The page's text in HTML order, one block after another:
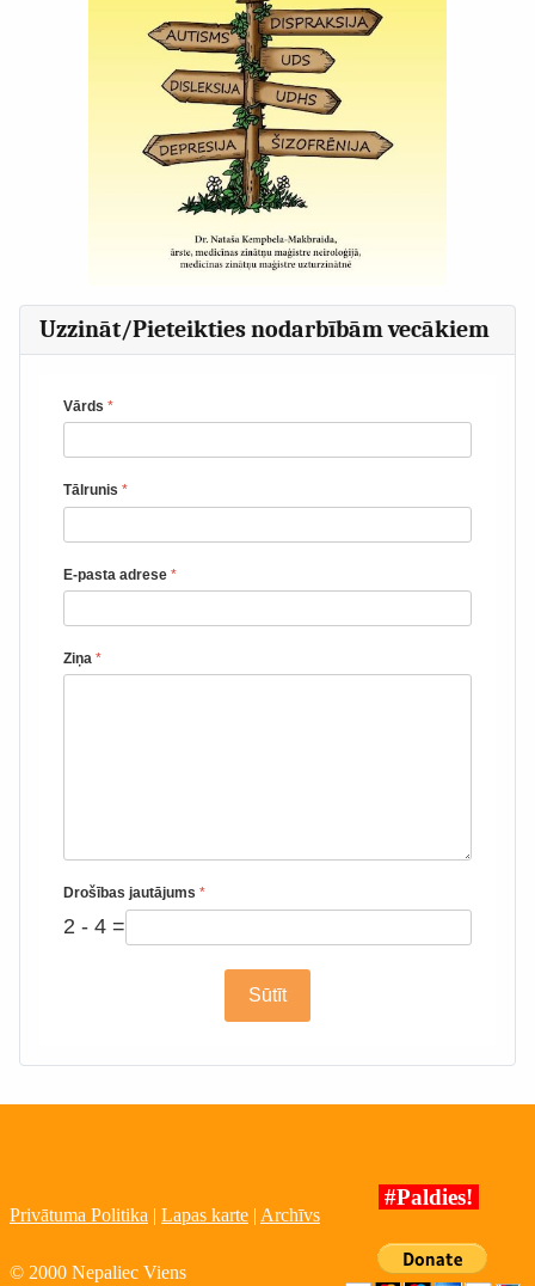
Uzzināt/Pieteikties nodarbībām vecākiem
Vārds *
Tālrunis *
E-pasta adrese *
Ziņa *
Drošības jautājums *
2 - 4 =
Sūtīt
Privātuma Politika | Lapas karte | Archīvs
© 2000 Nepaliec Viens
#Paldies!